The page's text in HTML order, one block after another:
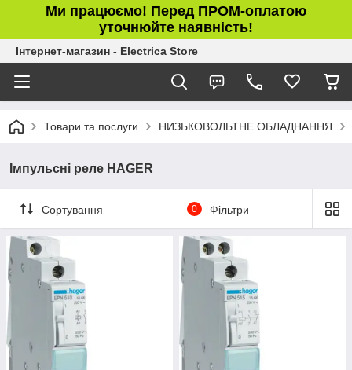
Ми працюємо! Перед ПРОМ-оплатою
уточнюйте наявність!
Інтернет-магазин - Electrica Store
Товари та послуги НИЗЬКОВОЛЬТНЕ ОБЛАДНАННЯ
Імпульсні реле HAGER
Сортування 0 Фільтри